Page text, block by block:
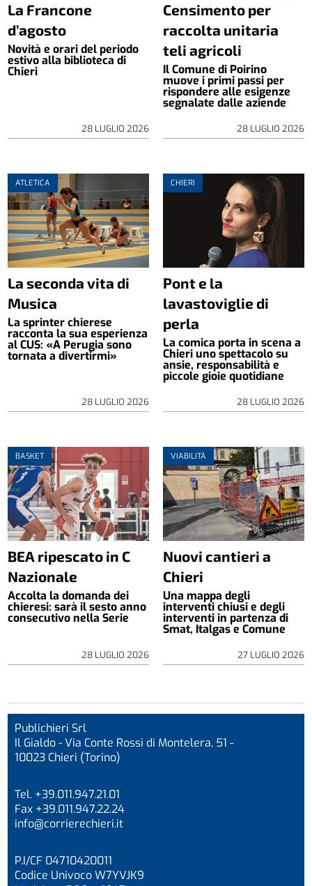
La Francone
d’agosto
Novità e orari del periodo
estivo alla biblioteca di
Chieri
28 LUGLIO 2026
Censimento per
raccolta unitaria
teli agricoli
Il Comune di Poirino
muove i primi passi per
rispondere alle esigenze
segnalate dalle aziende
28 LUGLIO 2026
ATLETICA
La seconda vita di
Musica
La sprinter chierese
racconta la sua esperienza
al CUS: «A Perugia sono
tornata a divertirmi»
28 LUGLIO 2026
CHIERI
Pont e la
lavastoviglie di
perla
La comica porta in scena a
Chieri uno spettacolo su
ansie, responsabilità e
piccole gioie quotidiane
28 LUGLIO 2026
BASKET
BEA ripescato in C
Nazionale
Accolta la domanda dei
chieresi: sarà il sesto anno
consecutivo nella Serie
28 LUGLIO 2026
VIABILITÀ
Nuovi cantieri a
Chieri
Una mappa degli
interventi chiusi e degli
interventi in partenza di
Smat, Italgas e Comune
27 LUGLIO 2026
Publichieri Srl
Il Gialdo - Via Conte Rossi di Montelera, 51 -
10023 Chieri (Torino)
Tel. +39.011.947.21.01
Fax +39.011.947.22.24
info@corrierechieri.it
P.I/CF 04710420011
Codice Univoco W7YVJK9